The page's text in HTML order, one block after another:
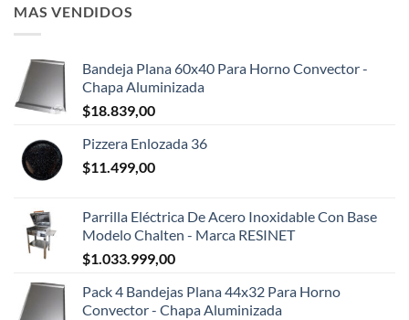
MAS VENDIDOS
Bandeja Plana 60x40 Para Horno Convector -
Chapa Aluminizada
$18.839,00
Pizzera Enlozada 36
$11.499,00
Parrilla Eléctrica De Acero Inoxidable Con Base
Modelo Chalten - Marca RESINET
$1.033.999,00
Pack 4 Bandejas Plana 44x32 Para Horno
Convector - Chapa Aluminizada